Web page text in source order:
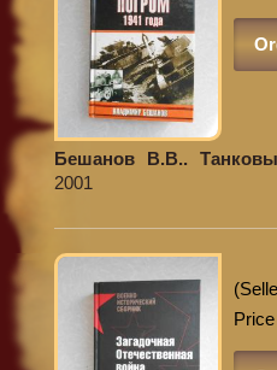
Бешанов В.В..
2001